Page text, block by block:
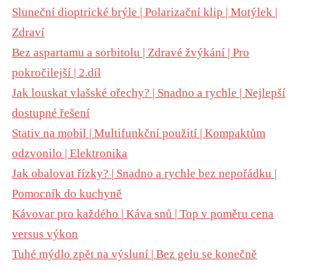
Sluneční dioptrické brýle | Polarizační klip | Motýlek |
Zdraví
Bez aspartamu a sorbitolu | Zdravé žvýkání | Pro
pokročilejší | 2.díl
Jak louskat vlašské ořechy? | Snadno a rychle | Nejlepší
dostupné řešení
Stativ na mobil | Multifunkční použití | Kompaktům
odzvonilo | Elektronika
Jak obalovat řízky? | Snadno a rychle bez nepořádku |
Pomocník do kuchyně
Kávovar pro každého | Káva snů | Top v poměru cena
versus výkon
Tuhé mýdlo zpět na výsluní | Bez gelu se konečně